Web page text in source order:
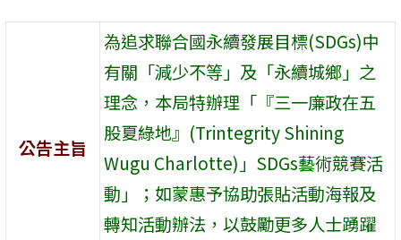
公告主旨
為追求聯合國永續發展目標(SDGs)中
有關「減少不等」及「永續城鄉」之
理念，本局特辦理「『三一廉政在五
股夏綠地』(Trintegrity Shining
Wugu Charlotte)」SDGs藝術競賽活
動」；如蒙惠予協助張貼活動海報及
轉知活動辦法，以鼓勵更多人士踴躍